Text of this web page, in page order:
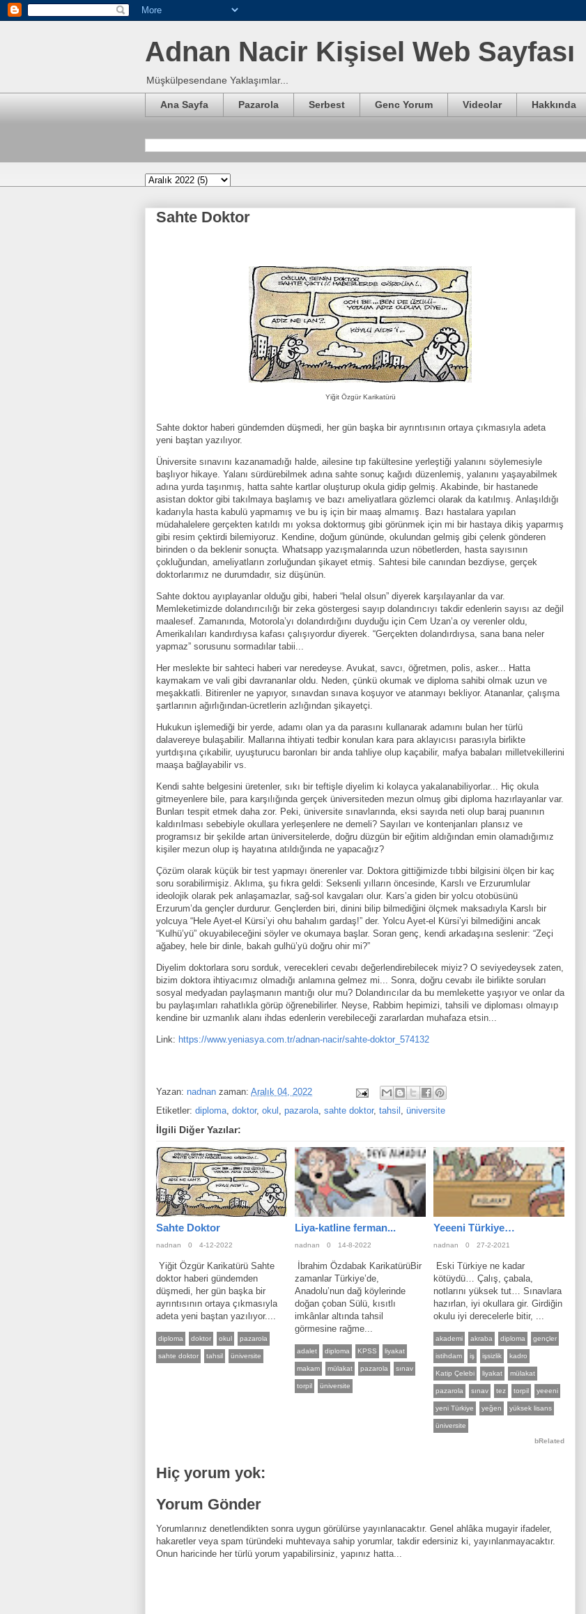
Adnan Nacir Kişisel Web Sayfası
Müşkülpesendane Yaklaşımlar...
Ana Sayfa Pazarola Serbest Genc Yorum Videolar Hakkında
Sahte Doktor
Yiğit Özgür Karikatürü
Sahte doktor haberi gündemden düşmedi, her gün başka bir ayrıntısının ortaya çıkmasıyla adeta
yeni baştan yazılıyor.
Üniversite sınavını kazanamadığı halde, ailesine tıp fakültesine yerleştiği yalanını söylemesiyle
başlıyor hikaye. Yalanı sürdürebilmek adına sahte sonuç kağıdı düzenlemiş, yalanını yaşayabilmek
adına yurda taşınmış, hatta sahte kartlar oluşturup okula gidip gelmiş. Akabinde, bir hastanede
asistan doktor gibi takılmaya başlamış ve bazı ameliyatlara gözlemci olarak da katılmış. Anlaşıldığı
kadarıyla hasta kabulü yapmamış ve bu iş için bir maaş almamış. Bazı hastalara yapılan
müdahalelere gerçekten katıldı mı yoksa doktormuş gibi görünmek için mi bir hastaya dikiş yaparmış
gibi resim çektirdi bilemiyoruz. Kendine, doğum gününde, okulundan gelmiş gibi çelenk gönderen
birinden o da beklenir sonuçta. Whatsapp yazışmalarında uzun nöbetlerden, hasta sayısının
çokluğundan, ameliyatların zorluğundan şikayet etmiş. Sahtesi bile canından bezdiyse, gerçek
doktorlarımız ne durumdadır, siz düşünün.
Sahte doktou ayıplayanlar olduğu gibi, haberi “helal olsun” diyerek karşılayanlar da var.
Memleketimizde dolandırıcılığı bir zeka göstergesi sayıp dolandırıcıyı takdir edenlerin sayısı az değil
maalesef. Zamanında, Motorola’yı dolandırdığını duyduğu için Cem Uzan’a oy verenler oldu,
Amerikalıları kandırdıysa kafası çalışıyordur diyerek. “Gerçekten dolandırdıysa, sana bana neler
yapmaz” sorusunu sormadılar tabii...
Her meslekte bir sahteci haberi var neredeyse. Avukat, savcı, öğretmen, polis, asker... Hatta
kaymakam ve vali gibi davrananlar oldu. Neden, çünkü okumak ve diploma sahibi olmak uzun ve
meşakkatli. Bitirenler ne yapıyor, sınavdan sınava koşuyor ve atanmayı bekliyor. Atananlar, çalışma
şartlarının ağırlığından-ücretlerin azlığından şikayetçi.
Hukukun işlemediği bir yerde, adamı olan ya da parasını kullanarak adamını bulan her türlü
dalavereye bulaşabilir. Mallarına ihtiyati tedbir konulan kara para aklayıcısı parasıyla birlikte
yurtdışına çıkabilir, uyuşturucu baronları bir anda tahliye olup kaçabilir, mafya babaları milletvekillerini
maaşa bağlayabilir vs.
Kendi sahte belgesini üretenler, sıkı bir teftişle diyelim ki kolayca yakalanabiliyorlar... Hiç okula
gitmeyenlere bile, para karşılığında gerçek üniversiteden mezun olmuş gibi diploma hazırlayanlar var.
Bunları tespit etmek daha zor. Peki, üniversite sınavlarında, eksi sayıda neti olup baraj puanının
kaldırılması sebebiyle okullara yerleşenlere ne demeli? Sayıları ve kontenjanları plansız ve
programsız bir şekilde artan üniversitelerde, doğru düzgün bir eğitim aldığından emin olamadığımız
kişiler mezun olup iş hayatına atıldığında ne yapacağız?
Çözüm olarak küçük bir test yapmayı önerenler var. Doktora gittiğimizde tıbbi bilgisini ölçen bir kaç
soru sorabilirmişiz. Aklıma, şu fıkra geldi: Seksenli yılların öncesinde, Karslı ve Erzurumlular
ideolojik olarak pek anlaşamazlar, sağ-sol kavgaları olur. Kars’a giden bir yolcu otobüsünü
Erzurum’da gençler durdurur. Gençlerden biri, dinini bilip bilmediğini ölçmek maksadıyla Karslı bir
yolcuya “Hele Ayet-el Kürsi’yi ohu bahalım gardaş!” der. Yolcu Ayet-el Kürsi’yi bilmediğini ancak
“Kulhü’yü” okuyabileceğini söyler ve okumaya başlar. Soran genç, kendi arkadaşına seslenir: “Zeçi
ağabey, hele bir dinle, bakah gulhü’yü doğru ohir mi?”
Diyelim doktorlara soru sorduk, verecekleri cevabı değerlendirebilecek miyiz? O seviyedeysek zaten,
bizim doktora ihtiyacımız olmadığı anlamına gelmez mi... Sonra, doğru cevabı ile birlikte soruları
sosyal medyadan paylaşmanın mantığı olur mu? Dolandırıcılar da bu memlekette yaşıyor ve onlar da
bu paylaşımları rahatlıkla görüp öğrenebilirler. Neyse, Rabbim hepimizi, tahsili ve diploması olmayıp
kendine bir uzmanlık alanı ihdas edenlerin verebileceği zararlardan muhafaza etsin...
Link: https://www.yeniasya.com.tr/adnan-nacir/sahte-doktor_574132
Yazan: nadnan zaman: Aralık 04, 2022
Etiketler: diploma, doktor, okul , pazarola, sahte doktor, tahsil , üniversite
İlgili Diğer Yazılar:
Sahte Doktor
nadnan 0 4-12-2022
Yiğit Özgür Karikatürü Sahte
doktor haberi gündemden
düşmedi, her gün başka bir
ayrıntısının ortaya çıkmasıyla
adeta yeni baştan yazılıyor....
diploma doktor okul pazarola
sahte doktor tahsil üniversite
Liya-katline ferman...
nadnan 0 14-8-2022
İbrahim Özdabak KarikatürüBir
zamanlar Türkiye’de,
Anadolu’nun dağ köylerinde
doğan çoban Sülü, kısıtlı
imkânlar altında tahsil
görmesine rağme...
adalet diploma KPSS liyakat
makam mülakat pazarola sınav
torpil üniversite
Yeeeni Türkiye…
nadnan 0 27-2-2021
Eski Türkiye ne kadar
kötüydü… Çalış, çabala,
notlarını yüksek tut… Sınavlara
hazırlan, iyi okullara gir. Girdiğin
okulu iyi derecelerle bitir, ...
akademi akraba diploma gençler
istihdam iş işsizlik kadro
Katip Çelebi liyakat mülakat
pazarola sınav tez torpil yeeeni
yeni Türkiye yeğen yüksek lisans
üniversite
bRelated
Hiç yorum yok:
Yorum Gönder
Yorumlarınız denetlendikten sonra uygun görülürse yayınlanacaktır. Genel ahlâka mugayir ifadeler,
hakaretler veya spam türündeki muhtevaya sahip yorumlar, takdir edersiniz ki, yayınlanmayacaktır.
Onun haricinde her türlü yorum yapabilirsiniz, yapınız hatta...